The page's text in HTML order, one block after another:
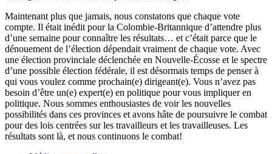
Maintenant plus que jamais, nous constatons que chaque vote
compte. Il était inédit pour la Colombie-Britannique d’attendre plus
d’une semaine pour connaître les résultats… et c’était parce que le
dénouement de l’élection dépendait vraiment de chaque vote. Avec
une élection provinciale déclenchée en Nouvelle-Écosse et le spectre
d’une possible élection fédérale, il est désormais temps de penser à
qui vous voulez comme prochain(e) dirigeant(e). Vous n’avez pas
besoin d’être un(e) expert(e) en politique pour vous impliquer en
politique. Nous sommes enthousiastes de voir les nouvelles
possibilités dans ces provinces et avons hâte de poursuivre le combat
pour des lois centrées sur les travailleurs et les travailleuses. Les
résultats sont là, et nous continuons le combat!